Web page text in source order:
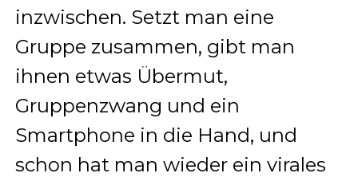
inzwischen. Setzt man eine
Gruppe zusammen, gibt man
ihnen etwas Übermut,
Gruppenzwang und ein
Smartphone in die Hand, und
schon hat man wieder ein virales